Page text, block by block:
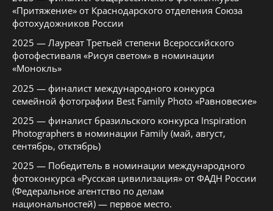
«Притяжение» от Краснодарского отделения Союза
фотохудожников России
2025 — Лауреат Третьей степени Всероссийского
фотофестиваля «Рисуя светом» в номинации
«Монокль»
2025 — финалист международного конкурса
семейной фотографии Best Family Photo «Равновесие»
2025 — финалист бразильского конкурса Inspiration
Photographers в номинации Family (май, август,
сентябрь, отктябрь)
2025 — Победитель в номинации международного
фотоконкурса «Русская цивилизация» от ФАДН России
(Федеральное агентство по делам
национальностей) — первое место.